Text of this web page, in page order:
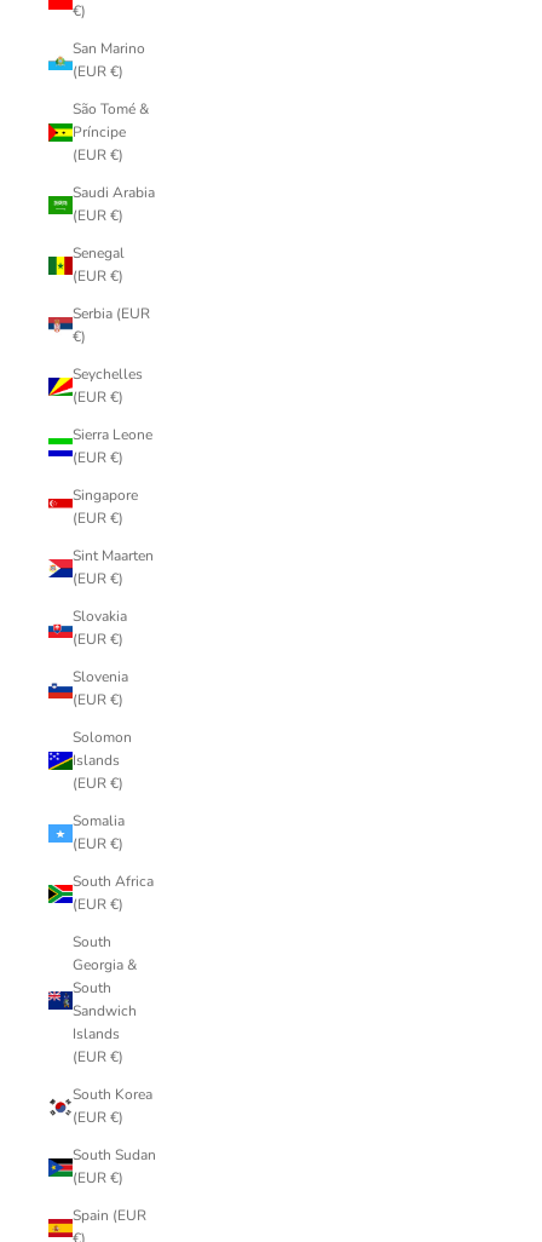
€)
San Marino
(EUR €)
São Tomé &
Príncipe
(EUR €)
Saudi Arabia
(EUR €)
Senegal
(EUR €)
Serbia (EUR
€)
Seychelles
(EUR €)
Sierra Leone
(EUR €)
Singapore
(EUR €)
Sint Maarten
(EUR €)
Slovakia
(EUR €)
Slovenia
(EUR €)
Solomon
Islands
(EUR €)
Somalia
(EUR €)
South Africa
(EUR €)
South
Georgia &
South
Sandwich
Islands
(EUR €)
South Korea
(EUR €)
South Sudan
(EUR €)
Spain (EUR